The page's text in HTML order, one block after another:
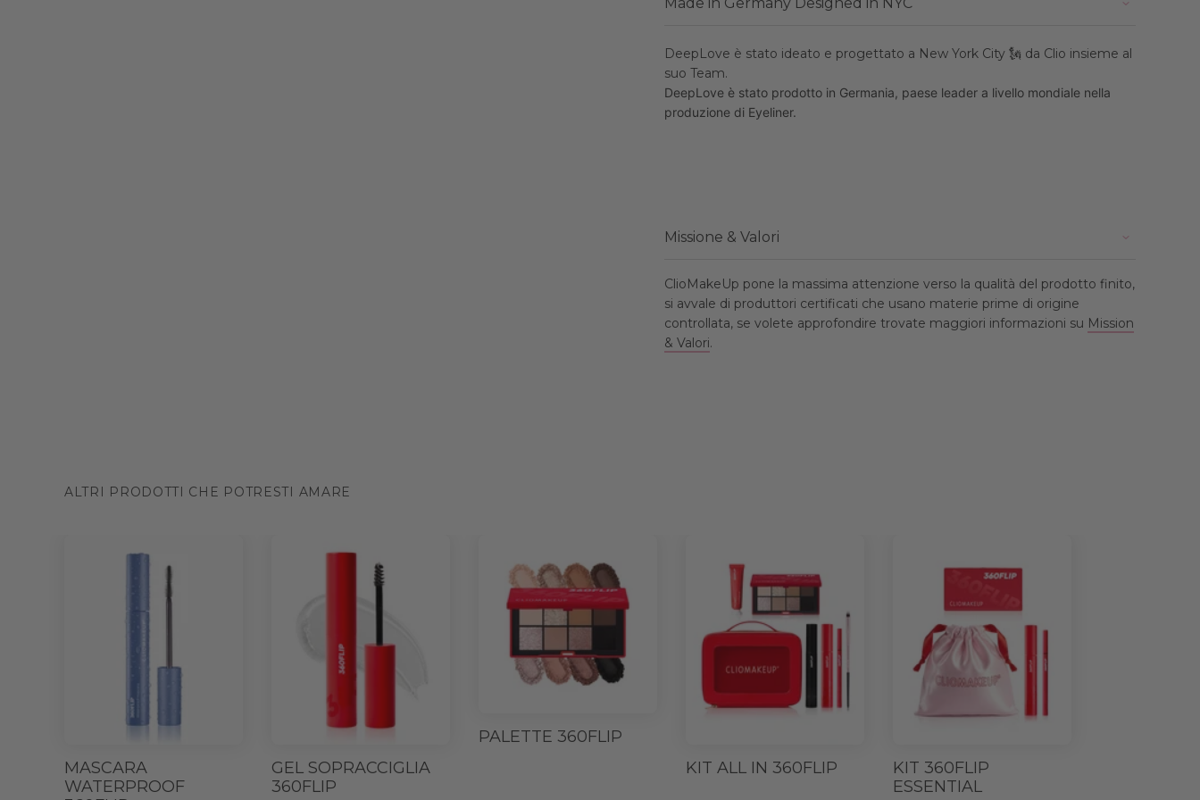
DeepLove è stato ideato e progettato a New York City 🗽 da Clio insieme al
suo Team.
DeepLove è stato prodotto in Germania, paese leader a livello mondiale nella
produzione di Eyeliner.
Missione & Valori
ClioMakeUp pone la massima attenzione verso la qualità del prodotto finito,
si avvale di produttori certificati che usano materie prime di origine
controllata, se volete approfondire trovate maggiori informazioni su Mission
& Valori.
ALTRI PRODOTTI CHE POTRESTI AMARE
MASCARA
WATERPROOF
GEL SOPRACCIGLIA
360FLIP
PALETTE 360FLIP
KIT ALL IN 360FLIP
KIT 360FLIP
ESSENTIAL